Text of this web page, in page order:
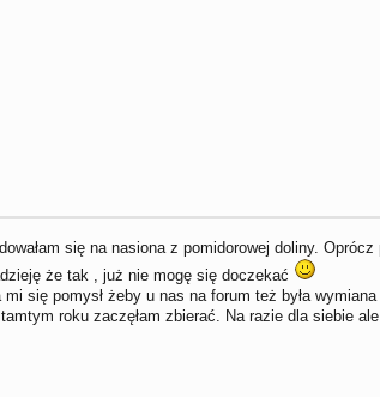
się na nasiona z pomidorowej doliny.
że tak , już nie mogę się doczekać
mi się pomysł żeby u nas na forum też była
roku zaczęłam zbierać. Na razie dla siebie